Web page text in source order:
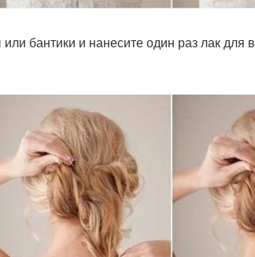
бантики и нанесите один раз лак для